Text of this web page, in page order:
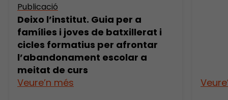
Publicació
Deixo l’institut. Guia per a
famílies i joves de batxillerat i
cicles formatius per afrontar
l’abandonament escolar a
meitat de curs
Veure’n més